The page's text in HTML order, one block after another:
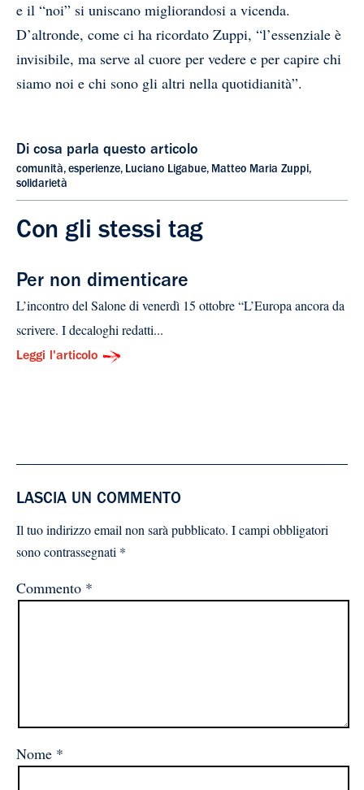
e il “noi” si uniscano migliorandosi a vicenda.
D’altronde, come ci ha ricordato Zuppi, “l’essenziale è
invisibile, ma serve al cuore per vedere e per capire chi
siamo noi e chi sono gli altri nella quotidianità”.
Di cosa parla questo articolo
comunità, esperienze, Luciano Ligabue, Matteo Maria Zuppi,
solidarietà
Con gli stessi tag
Per non dimenticare
L’incontro del Salone di venerdì 15 ottobre “L’Europa ancora da
scrivere. I decaloghi redatti...
Leggi l'articolo
LASCIA UN COMMENTO
Il tuo indirizzo email non sarà pubblicato. I campi obbligatori
sono contrassegnati *
Commento *
Nome *